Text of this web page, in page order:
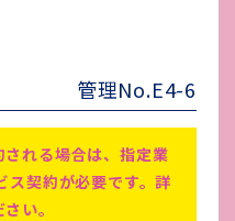
図と現況が異なる場合は現
します。
管理No.E4-6
れる場合は、指定業
ス契約が必要です。詳
い。